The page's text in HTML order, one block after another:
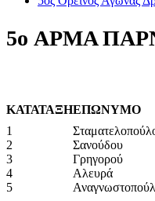
5o ΑΡΜΑ
ΚΑΤΑΤΑΞΗΕΠΩΝΥΜΟ
1
2
Σανούδου
3
Γρηγορού
4
Αλευρά
5